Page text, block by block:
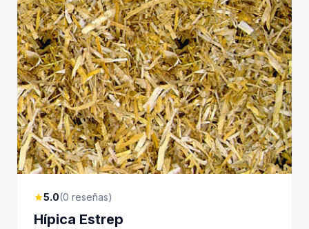
star5.0(0 reseñas)
Hípica Estrep